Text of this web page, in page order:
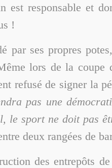
est responsable et
!
par ses propres
lors de la coupe
refusé de signer la
pas une
le sport ne doit pas
deux rangées de
des entrepôts